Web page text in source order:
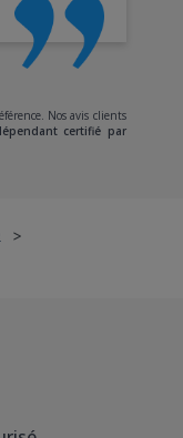
>
Nos avis clients
certifié par